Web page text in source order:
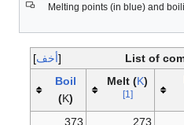
Melting points (in blue) and
أخف List of
Melt(K)
[1]
Boil
(K)
273
373